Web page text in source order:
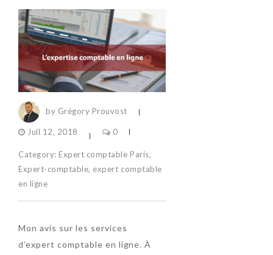
by Grégory Prouvost
Juil 12, 2018 0
Category: Expert comptable Paris,
Expert-comptable, expert comptable
en ligne
Mon avis sur les services
d’expert comptable en ligne. À